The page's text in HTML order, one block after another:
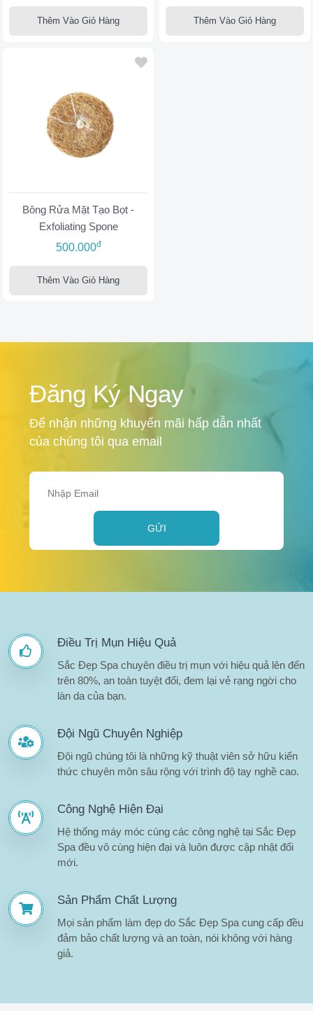
Thêm Vào Giỏ Hàng Thêm Vào Giỏ Hàng
Bông Rửa Mặt Tạo Bọt -
Exfoliating Spone
500.000đ
Thêm Vào Giỏ Hàng
Đăng Ký Ngay
Để nhận những khuyến mãi hấp dẫn nhất
của chúng tôi qua email
GỬI
Điều Trị Mụn Hiệu Quả
Sắc Đẹp Spa chuyên điều trị mụn với hiệu quả lên đến
trên 80%, an toàn tuyệt đối, đem lại vẻ rạng ngời cho
làn da của bạn.
Đội Ngũ Chuyên Nghiệp
Đội ngũ chúng tôi là những kỹ thuật viên sở hữu kiến
thức chuyên môn sâu rộng với trình độ tay nghề cao.
Công Nghệ Hiện Đại
Hệ thống máy móc cùng các công nghệ tại Sắc Đẹp
Spa đều vô cùng hiện đại và luôn được cập nhật đổi
mới.
Sản Phẩm Chất Lượng
Mọi sản phẩm làm đẹp do Sắc Đẹp Spa cung cấp đều
đảm bảo chất lượng và an toàn, nói không với hàng
giả.